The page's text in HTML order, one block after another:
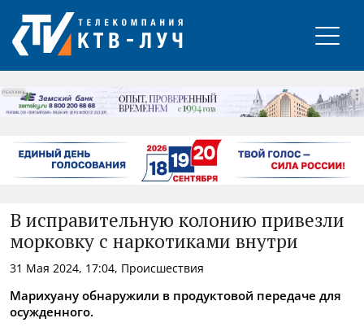
РЕКЛАМА
В исправительную колонию привезли
морковку с наркотиками внутри
31 Мая 2024, 17:04, Происшествия
Марихуану обнаружили в продуктовой передаче для
осужденного.